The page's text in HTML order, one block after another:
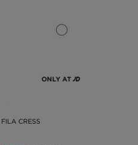
ONLY AT
FILA CRESS